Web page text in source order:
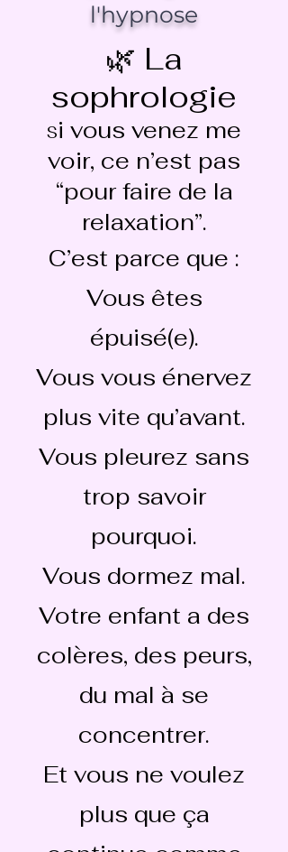
l'hypnose
🌿 La
sophrologie
Si vous venez me
voir, ce n’est pas
“pour faire de la
relaxation”.
C’est parce que :
Vous êtes
épuisé(e).
Vous vous énervez
plus vite qu’avant.
Vous pleurez sans
trop savoir
pourquoi.
Vous dormez mal.
Votre enfant a des
colères, des peurs,
du mal à se
concentrer.
Et vous ne voulez
plus que ça